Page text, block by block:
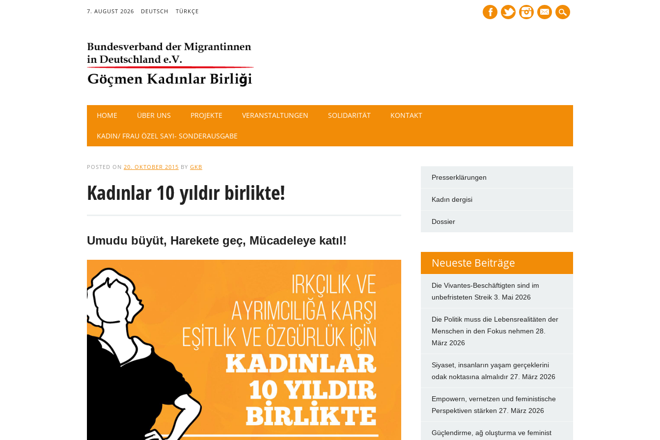
7. AUGUST 2026 DEUTSCH TÜRKÇE
mail
Main menu
HOME ÜBER UNS PROJEKTE VERANSTALTUNGEN SOLIDARITÄT KONTAKT
KADIN/ FRAU ÖZEL SAYI- SONDERAUSGABE
POSTED ON 20. OKTOBER 2015 BY GKB
Kadınlar 10 yıldır birlikte!
Umudu büyüt, Harekete geç, Mücadeleye katıl!
Presserklärungen
Kadın dergisi
Dossier
Neueste Beiträge
Die Vivantes-Beschäftigten sind im
unbefristeten Streik 3. Mai 2026
Die Politik muss die Lebensrealitäten der
Menschen in den Fokus nehmen 28.
März 2026
Siyaset, insanların yaşam gerçeklerini
odak noktasına almalıdır 27. März 2026
Empowern, vernetzen und feministische
Perspektiven stärken 27. März 2026
Güçlendirme, ağ oluşturma ve feminist